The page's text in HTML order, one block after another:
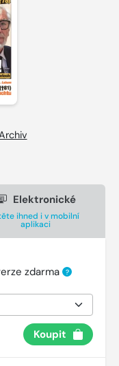
Archiv
Elektronické
ihned i v mobilní
aplikaci
zdarma ?
Koupit